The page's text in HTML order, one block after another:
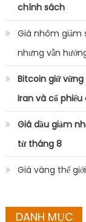
chính sách
Giá nhôm giảm
nhưng vẫn
Bitcoin giữ
Iran và cổ
Giá dầu giảm
từ tháng 8
Giá vàng thế
DANH MỤC